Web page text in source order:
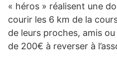
« héros » réalisent une
courir les 6 km de la
de leurs proches, amis
de 200€ à reverser à